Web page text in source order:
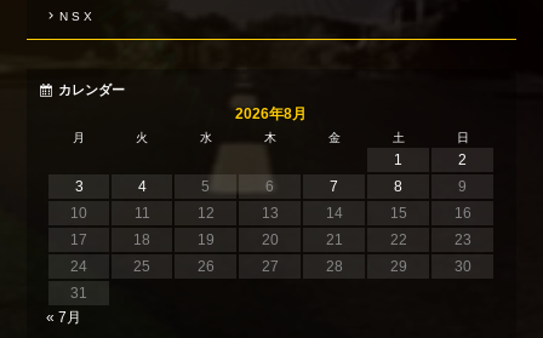
N S X
カレンダー
2026年8月
月 火 水 木 金 土 日
1
2
3
4 5 6 7 8
9
10
11 12 13 14 15
16
17
18 19 20 21 22
23
24
25 26 27 28 29
30
31
« 7月